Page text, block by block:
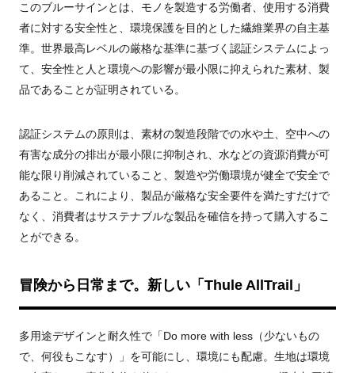
このブルーサインとは、モノを製造する労働者、使用する消費
者に対する安全性と、環境保護を目的とした繊維業界の自主基
準。世界最高レベルの厳格な基準に基づく認証システムによっ
て、安全性と人と環境への影響が最小限に抑えられた素材、製
品であることが証明されている。
認証システムの原則は、素材の製造段階での水や土、空中への
有害な成分の排出が最小限に抑制され、水などの資源消費が可
能な限り削減されていること、製造や労働環境が健全で安全で
あること。これにより、製品が厳格な安全要件を満たすだけで
なく、消費者はサステナブルな製品を確信を持って購入するこ
とができる。
冒険から日常まで。新しい「Thule AllTrail」
多⽤途デザインと耐久性で「Do more with less（少ないもの
で、何役もこなす）」を可能にし、環境にも配慮。生地は環境